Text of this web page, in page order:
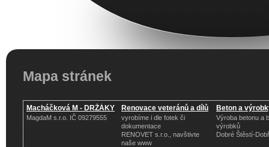
Mapa stránek
Macháčková M - DRŽÁKY
MagdaM s.r.o. IČ 09279555
Renovace veteránů a dílů
vyrobíme i dle fotek či
dokumentace
RENOVET s.r.o., navštivte
naše www
Beton a
Výroba betonu a
výrobků
Dobré Štěstí-